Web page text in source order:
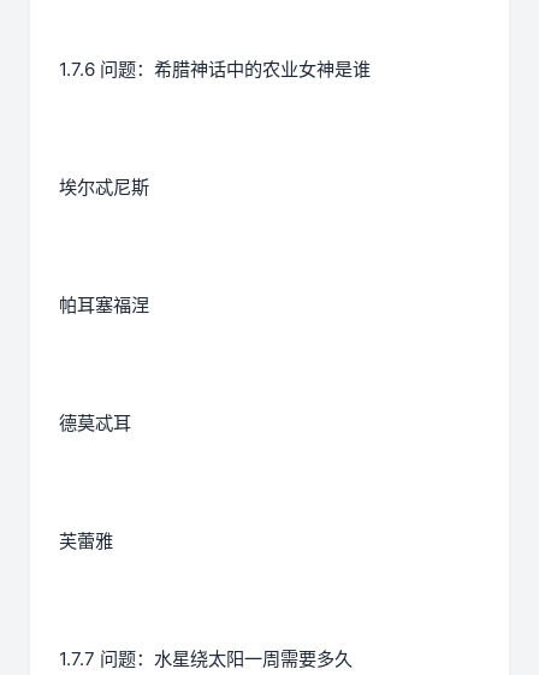
1.7.6 问题：希腊神话中的农业女神是谁
埃尔忒尼斯
帕耳塞福涅
德莫忒耳
芙蕾雅
1.7.7 问题：水星绕太阳一周需要多久